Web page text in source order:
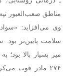
مناطق صعب‌العبور
وی می‌افزاید:
سلامت پایین‌تر
میر بسیار بالا
۲۷۴ مادر فوت